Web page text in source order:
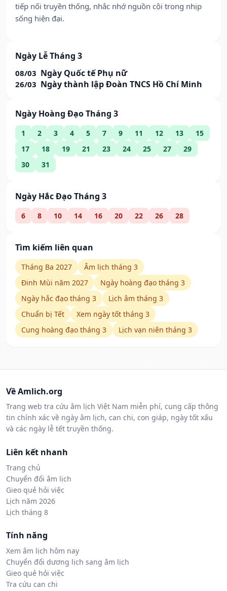
tiếp nối truyền thống, nhắc nhớ nguồn cội trong nhịp
sống hiện đại.
Ngày Lễ Tháng 3
08/03 Ngày Quốc tế Phụ nữ
26/03 Ngày thành lập Đoàn TNCS Hồ Chí Minh
Ngày Hoàng Đạo Tháng 3
1 2 3 4 5 7 9 11 12 13
15
17
18 19 21 23 24 25 27
29
30
31
Ngày Hắc Đạo Tháng 3
6 8 10 14 16 20 22 26 28
Tìm kiếm liên quan
Tháng Ba 2027
Âm lịch tháng 3
Đinh Mùi năm 2027
Ngày hoàng đạo tháng 3
Ngày hắc đạo tháng 3
Lịch âm tháng 3
Chuẩn bị Tết
Xem ngày tốt tháng 3
Cung hoàng đạo tháng 3
Lịch vạn niên tháng 3
Về Amlich.org
Trang web tra cứu âm lịch Việt Nam miễn phí, cung cấp thông
tin chính xác về ngày âm lịch, can chi, con giáp, ngày tốt xấu
và các ngày lễ tết truyền thống.
Liên kết nhanh
Trang chủ
Chuyển đổi âm lịch
Gieo quẻ hỏi việc
Lịch năm 2026
Lịch tháng 8
Tính năng
Xem âm lịch hôm nay
Chuyển đổi dương lịch sang âm lịch
Gieo quẻ hỏi việc
Tra cứu can chi